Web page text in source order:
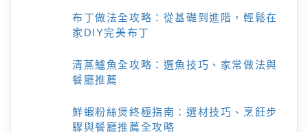
布丁做法全攻略：從基礎到進階，輕鬆在
家DIY完美布丁
清蒸鱸魚全攻略：選魚技巧、家常做法與
餐廳推薦
鮮蝦粉絲煲終極指南：選材技巧、烹飪步
驟與餐廳推薦全攻略